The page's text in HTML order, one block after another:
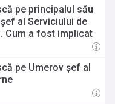
pe principalul său
al Serviciului de
Cum a fost implicat
pe Umerov șef al